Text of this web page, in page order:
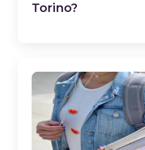
Torino?